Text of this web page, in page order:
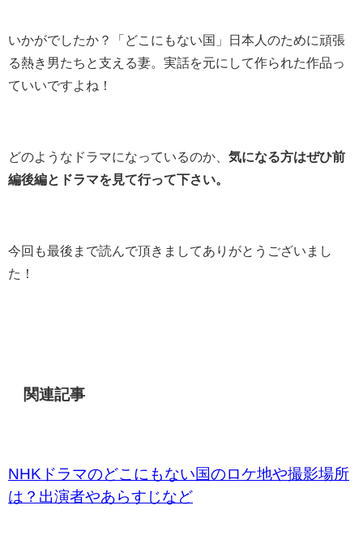
いかがでしたか？「どこにもない国」日本人のために頑張
る熱き男たちと支える妻。実話を元にして作られた作品っ
ていいですよね！
どのようなドラマになっているのか、 気になる方はぜひ前
編後編とドラマを見て行って下さい。
今回も最後まで読んで頂きましてありがとうございまし
た！
関連記事
NHKドラマのどこにもない国のロケ地や撮影場所
は？出演者やあらすじなど